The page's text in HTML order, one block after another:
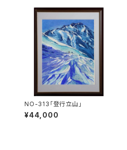
NO-313「登行立山」
¥44,000